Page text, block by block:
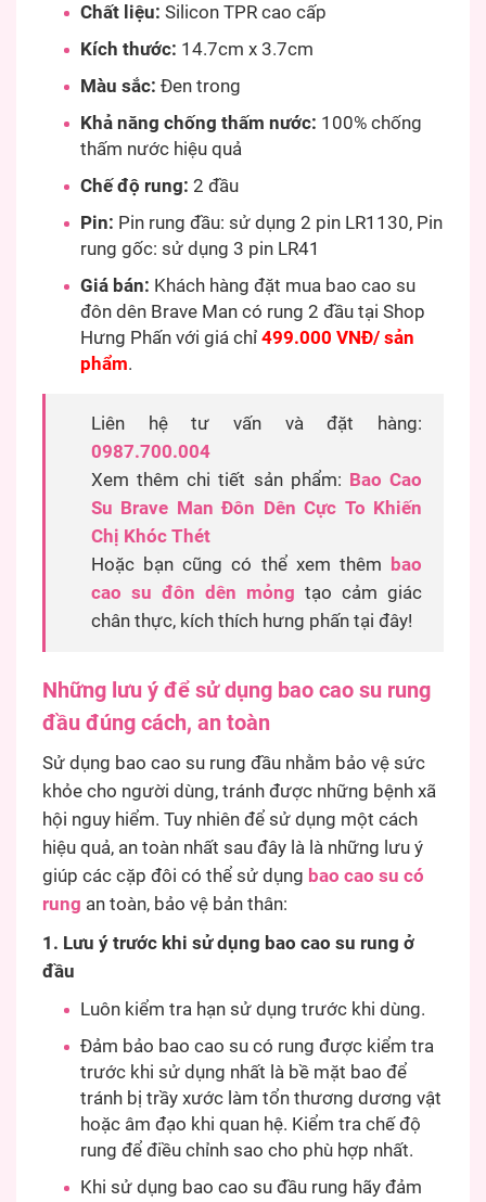
Chất liệu: Silicon TPR cao cấp
Kích thước: 14.7cm x 3.7cm
Màu sắc: Đen trong
Khả năng chống thấm nước: 100% chống
thấm nước hiệu quả
Chế độ rung: 2 đầu
Pin: Pin rung đầu: sử dụng 2 pin LR1130, Pin
rung gốc: sử dụng 3 pin LR41
Giá bán: Khách hàng đặt mua bao cao su
đôn dên Brave Man có rung 2 đầu tại Shop
Hưng Phấn với giá chỉ 499.000 VNĐ/ sản
phẩm.
Liên hệ tư vấn và đặt hàng:
0987.700.004
Xem thêm chi tiết sản phẩm: Bao Cao
Su Brave Man Đôn Dên Cực To Khiến
Chị Khóc Thét
Hoặc bạn cũng có thể xem thêm
bao
cao su đôn dên mỏng tạo cảm giác
chân thực, kích thích hưng phấn tại đây!
Những lưu ý để sử dụng bao cao su rung
đầu đúng cách, an toàn
Sử dụng bao cao su rung đầu nhằm bảo vệ sức
khỏe cho người dùng, tránh được những bệnh xã
hội nguy hiểm. Tuy nhiên để sử dụng một cách
hiệu quả, an toàn nhất sau đây là là những lưu ý
giúp các cặp đôi có thể sử dụng bao cao su có
rung an toàn, bảo vệ bản thân:
1. Lưu ý trước khi sử dụng bao cao su rung ở
đầu
Luôn kiểm tra hạn sử dụng trước khi dùng.
Đảm bảo bao cao su có rung được kiểm tra
trước khi sử dụng nhất là bề mặt bao để
tránh bị trầy xước làm tổn thương dương vật
hoặc âm đạo khi quan hệ. Kiểm tra chế độ
rung để điều chỉnh sao cho phù hợp nhất.
Khi sử dụng bao cao su đầu rung hãy đảm